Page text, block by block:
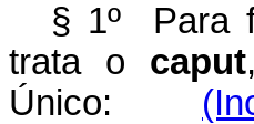
§ 1º Para
trata o caput
Único: